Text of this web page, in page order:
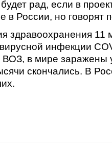
рад, если в
в России, но говорят
здравоохранения 11
инфекции
в мире заражены
скончались. В